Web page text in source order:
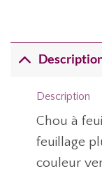
Description
Chou à
feuillage
couleur